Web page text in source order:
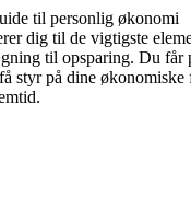
til personlig økonomi
dig til de vigtigste
til opsparing. Du får
styr på dine økonomiske